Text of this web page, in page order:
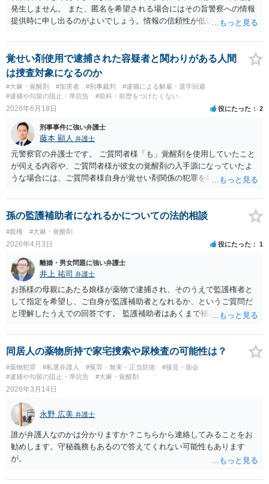
発生しません。 また、匿名を希望される場合にはその旨警察への情報
提供時に申し出るのがよいでしょう。情報の信頼性が低いものとして
す。
覚せい剤使用で逮捕された容疑者と関わりがある人間
は捜査対象になるのか
#大麻・覚醒剤 #加害者 #刑事裁判
#逮捕による解雇・退学回避
#逮捕や勾留の阻止・準抗告
#前科・前歴をつけたくない
2026年6月18日 役にたった 2
刑事事件に強い弁護士
藤本 顯人 弁護士
元警察官の弁護士です。 ご質問者様「も」覚醒剤を使用していたこと
が伺える内容や、ご質問者様が彼女の覚醒剤の入手源になっていたよ
うな場合には、ご質問者様自身が覚せい剤関係の犯罪を犯した疑いが
なやり取りしかないのであれば、仮に警察からアクションがあるとし
ても、いきなり逮捕というよりは呼び出して話を聞かれる程度かと思
孫の監護補助者になれるかについての法的相談
#親権 #大麻・覚醒剤
2026年4月3日 役にたった 1
離婚・男女問題に強い弁護士
井上 祐司 弁護士
お孫様の母親にあたる娘様が薬物で逮捕され、そのうえで監護権者と
して指定を希望し、ご自身が監護補助者となれるか、というご質問だ
と理解したうえでの回答です。 監護補助者はあくまで補助者であり、
十分な個所を補う立場として十分な存在か、という検討のされ方をす
ると理解しています。 一般論として祖父母はもちろん監護補助者とな
ります。緊急時の対応、母親代わり、その他育児家事での不足分への
対応を行うことが可能なのかどうかという観点から判断されます。 本
件では3歳というと母性的な関与が必要な時期ですので、一般的には母
祉の観点から父親の方が監護権者として適切だと家裁に判断されるこ
とは十分考えられます。その場合、監護補助者がいかに優秀であって
も、肝心の監護権者である親権者の適性がないと判断されたのであれ
ば、監護補助者の適性だけで監護権者の指定を得るのは通常は相当に
困難でしょう。
同居人の薬物所持で家宅捜索や尿検査の可能性は？
#薬物犯罪 #私選弁護人 #冤罪・無実・正当防衛
#接見・面会
#逮捕や勾留の阻止・準抗告
#大麻・覚醒剤
2026年3月14日
永野 広美 弁護士
誰が弁護人なのかは分かりますか？こちらから連絡してみることをお
勧めします。守秘義務もあるので答えてくれない可能性もあります
が。